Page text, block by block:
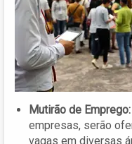
Mutirão de Emprego:
empresas, serão
vagas em diversas